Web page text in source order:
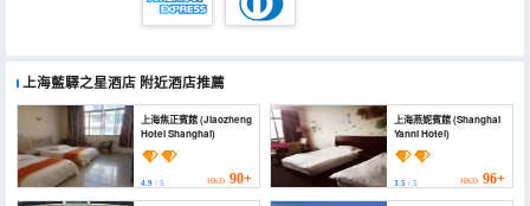
上海藍驛之星酒店 附近酒店推薦
上海焦正賓館 (Jiaozheng
Hotel Shanghai)
4.9 / 5 HKD 90+
上海燕妮賓館 (Shanghai
Yanni Hotel)
3.5/ 5 HKD 96+